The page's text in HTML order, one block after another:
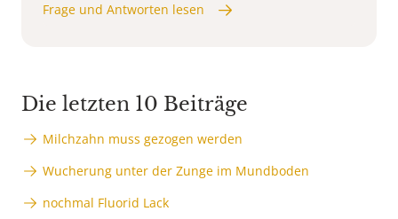
Frage und Antworten lesen
Die letzten 10 Beiträge
Milchzahn muss gezogen werden
Wucherung unter der Zunge im Mundboden
nochmal Fluorid Lack